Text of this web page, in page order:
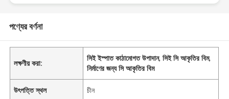
পণ্যের বর্ণনা
লক্ষণীয় করা:
সিই ইস্পাত কাঠামোগত উপাদান,সিই সি আকৃতির বিম,
নির্মাণের জন্য সি আকৃতির বিম
উৎপত্তি স্থল চীন